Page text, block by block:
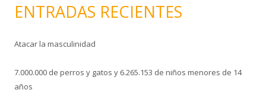
ENTRADAS RECIENTES
Atacar la masculinidad
7.000.000 de perros y gatos y 6.265.153 de niños menores de 14
años